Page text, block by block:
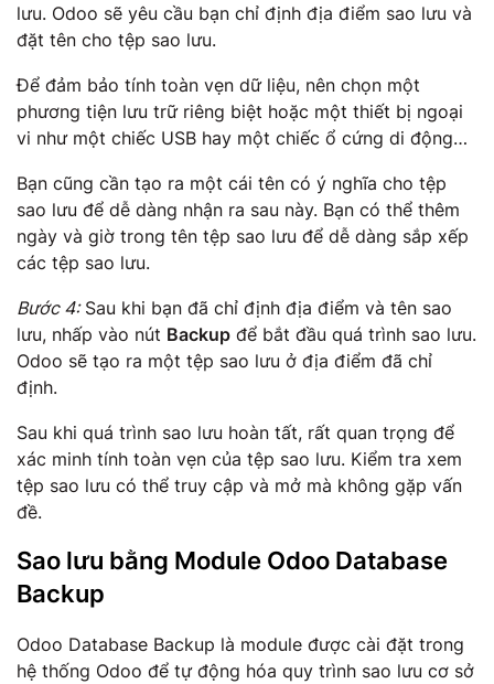
lưu. Odoo sẽ yêu cầu bạn chỉ định địa điểm sao lưu và
đặt tên cho tệp sao lưu.
Để đảm bảo tính toàn vẹn dữ liệu, nên chọn một
phương tiện lưu trữ riêng biệt hoặc một thiết bị ngoại
vi như một chiếc USB hay một chiếc ổ cứng di động…
Bạn cũng cần tạo ra một cái tên có ý nghĩa cho tệp
sao lưu để dễ dàng nhận ra sau này. Bạn có thể thêm
ngày và giờ trong tên tệp sao lưu để dễ dàng sắp xếp
các tệp sao lưu.
Bước 4:Sau khi bạn đã chỉ định địa điểm và tên sao
lưu, nhấp vào nút Backup để bắt đầu quá trình sao lưu.
Odoo sẽ tạo ra một tệp sao lưu ở địa điểm đã chỉ
định.
Sau khi quá trình sao lưu hoàn tất, rất quan trọng để
xác minh tính toàn vẹn của tệp sao lưu. Kiểm tra xem
tệp sao lưu có thể truy cập và mở mà không gặp vấn
đề.
Sao lưu bằng Module Odoo Database
Backup
Odoo Database Backup là module được cài đặt trong
hệ thống Odoo để tự động hóa quy trình sao lưu cơ sở